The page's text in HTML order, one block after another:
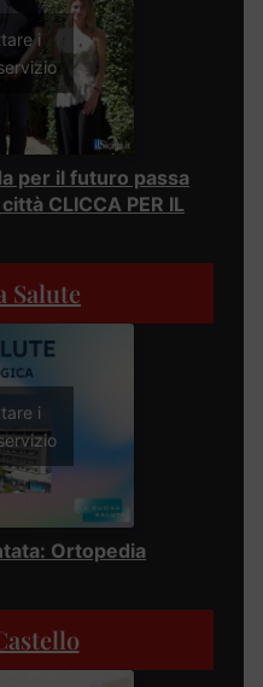
i
per il futuro passa
CLICCA PER IL
Salute
i
Ortopedia